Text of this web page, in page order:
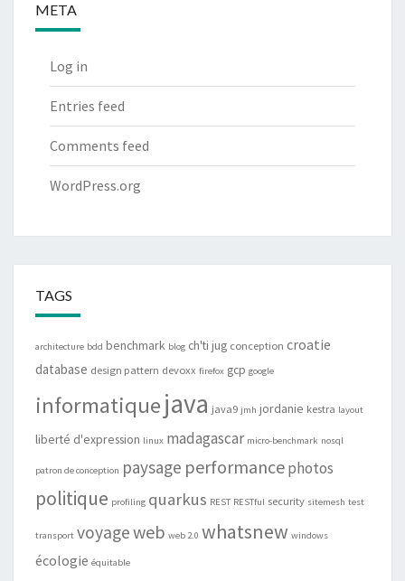
META
Log in
Entries feed
Comments feed
WordPress.org
TAGS
architecture bdd benchmark blog ch'ti jug conception croatie
database design pattern devoxx firefox gcp google
informatiquejava java9 jmh jordanie kestra layout
liberté d'expression linux madagascar micro-benchmark nosql
patron de conception paysage performancephotos
politique profiling quarkus REST RESTful security sitemesh test
transport voyageweb web 2.0 whatsnew windows
écologie équitable